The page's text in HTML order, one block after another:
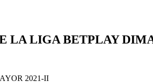
LA LIGA BETPLAY